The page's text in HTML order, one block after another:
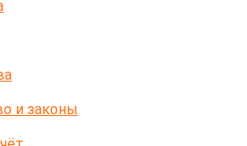
и законы